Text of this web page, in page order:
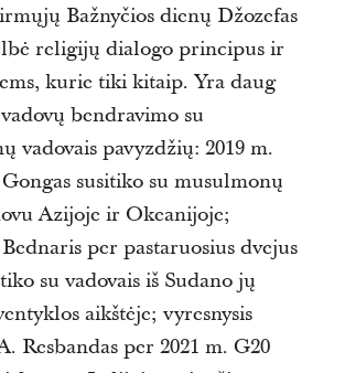
Bažnyčios dienų Džozefas
religijų dialogo principus ir
kurie tiki kitaip. Yra daug
bendravimo su
vadovais pavyzdžių: 2019 m.
susitiko su musulmonų
Azijoje ir Okeanijoje;
per pastaruosius dvejus
su vadovais iš Sudano jų
aikštėje; vyresnysis
Resbandas per 2021 m. G20